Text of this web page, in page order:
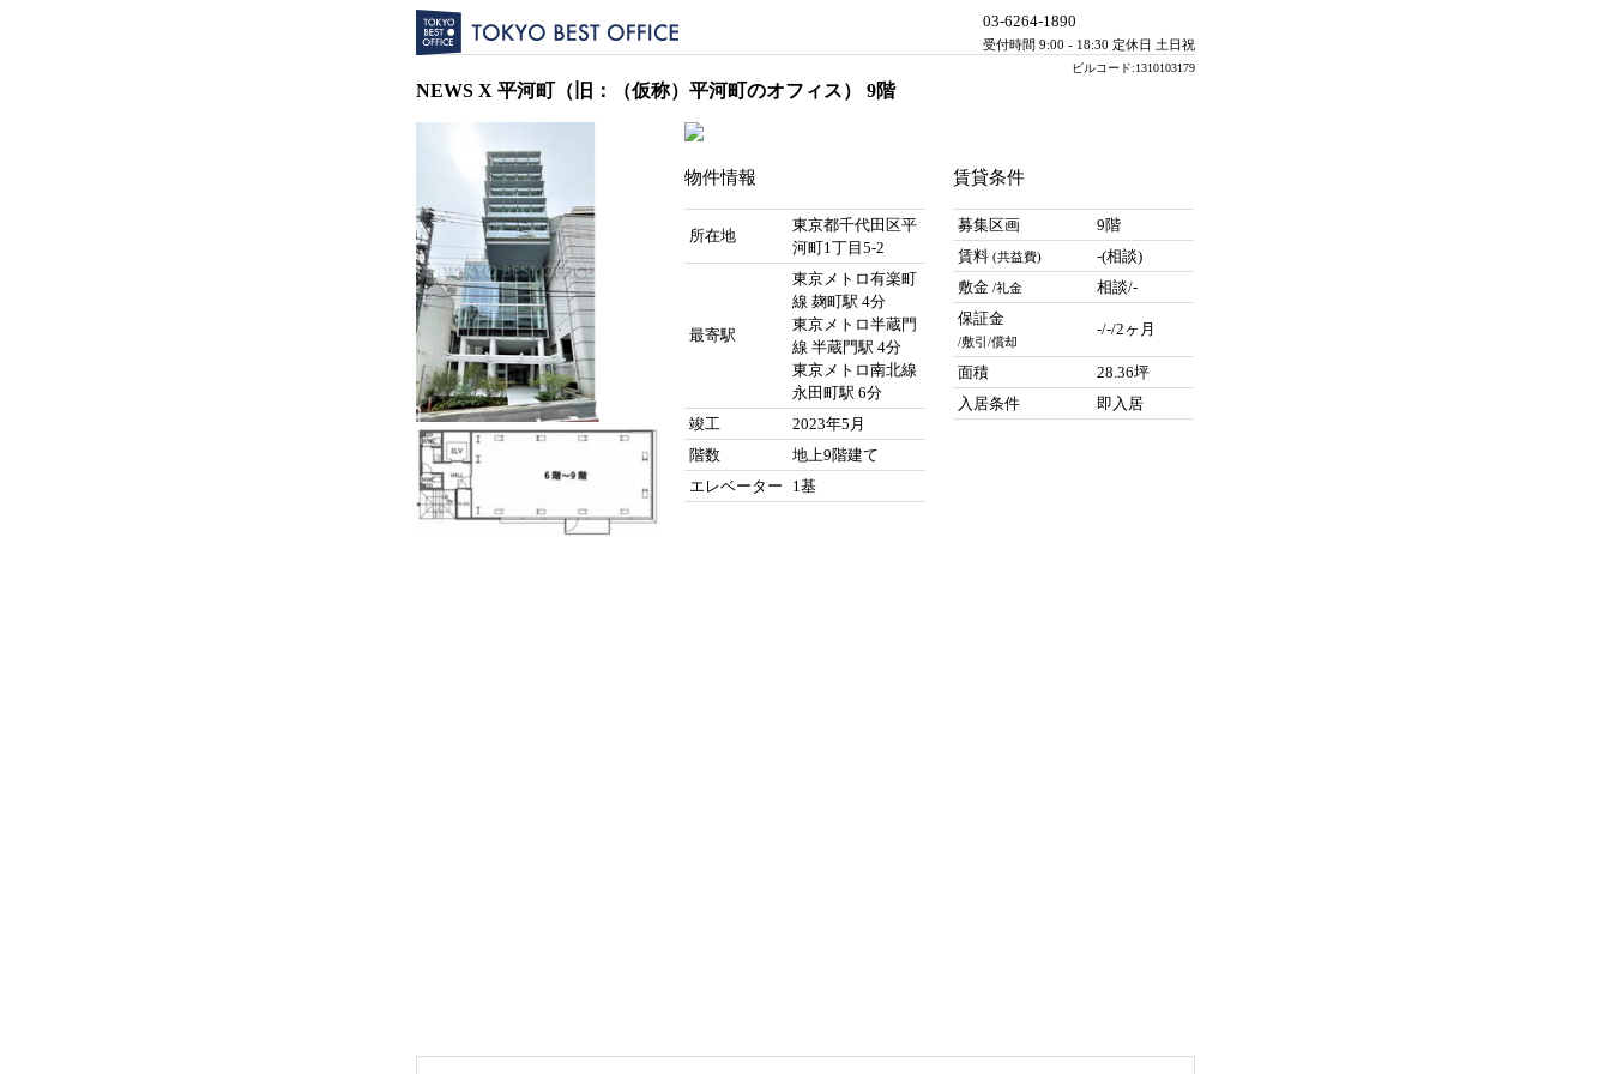
03-6264-1890
受付時間 9:00 - 18:30 定休日 土日祝
ビルコード:1310103179
NEWS X 平河町（旧：（仮称）平河町のオフィス） 9階
物件情報
所在地
東京都千代田区平
河町1丁目5-2
最寄駅
東京メトロ有楽町
線 麹町駅 4分
東京メトロ半蔵門
線 半蔵門駅 4分
東京メトロ南北線
永田町駅 6分
竣工
2023年5月
階数
地上9階建て
エレベーター
1基
賃貸条件
募集区画
9階
賃料(共益費)
-(相談)
敷金/礼金
相談/-
保証金
/敷引/償却
-/-/2ヶ月
面積
28.36坪
入居条件
即入居